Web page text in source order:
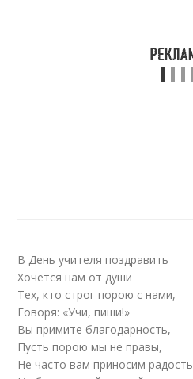
В День учителя поздравить
Хочется нам от души
Тех, кто строг порою с нами,
Говоря: «Учи, пиши!»
Вы примите благодарность,
Пусть порою мы не правы,
Не часто вам приносим радость